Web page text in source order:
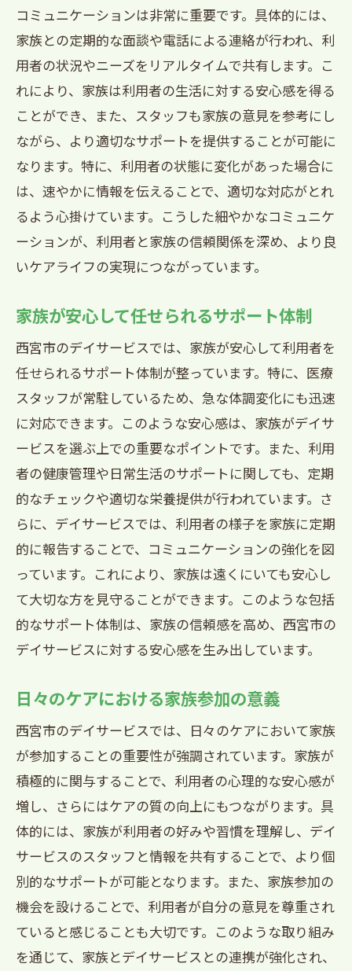
コミュニケーションは非常に重要です。具体的には、
家族との定期的な面談や電話による連絡が行われ、利
用者の状況やニーズをリアルタイムで共有します。こ
れにより、家族は利用者の生活に対する安心感を得る
ことができ、また、スタッフも家族の意見を参考にし
ながら、より適切なサポートを提供することが可能に
なります。特に、利用者の状態に変化があった場合に
は、速やかに情報を伝えることで、適切な対応がとれ
るよう心掛けています。こうした細やかなコミュニケ
ーションが、利用者と家族の信頼関係を深め、より良
いケアライフの実現につながっています。
家族が安心して任せられるサポート体制
西宮市のデイサービスでは、家族が安心して利用者を
任せられるサポート体制が整っています。特に、医療
スタッフが常駐しているため、急な体調変化にも迅速
に対応できます。このような安心感は、家族がデイサ
ービスを選ぶ上での重要なポイントです。また、利用
者の健康管理や日常生活のサポートに関しても、定期
的なチェックや適切な栄養提供が行われています。さ
らに、デイサービスでは、利用者の様子を家族に定期
的に報告することで、コミュニケーションの強化を図
っています。これにより、家族は遠くにいても安心し
て大切な方を見守ることができます。このような包括
的なサポート体制は、家族の信頼感を高め、西宮市の
デイサービスに対する安心感を生み出しています。
日々のケアにおける家族参加の意義
西宮市のデイサービスでは、日々のケアにおいて家族
が参加することの重要性が強調されています。家族が
積極的に関与することで、利用者の心理的な安心感が
増し、さらにはケアの質の向上にもつながります。具
体的には、家族が利用者の好みや習慣を理解し、デイ
サービスのスタッフと情報を共有することで、より個
別的なサポートが可能となります。また、家族参加の
機会を設けることで、利用者が自分の意見を尊重され
ていると感じることも大切です。このような取り組み
を通じて、家族とデイサービスとの連携が強化され、